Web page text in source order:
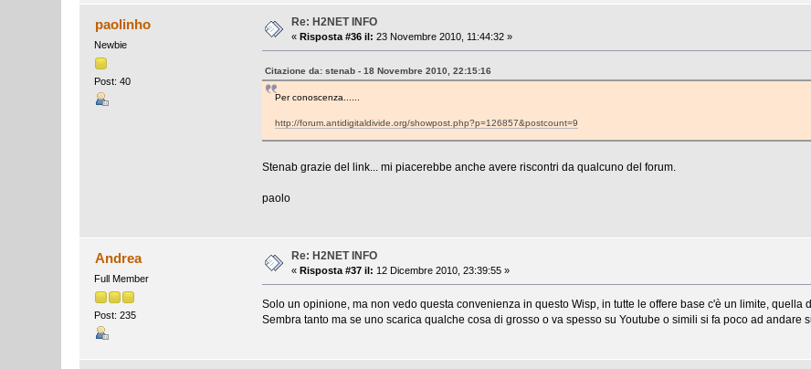
paolinho
Newbie
Post: 40
Re: H2NET INFO
«Risposta #36 il: 23 Novembre 2010, 11:44:32 »
Citazione da: stenab - 18 Novembre 2010, 22:15:16
Per conoscenza......
http://forum.antidigitaldivide.org/showpost.php?p=126857&postcount=9
Stenab grazie del link... mi piacerebbe anche avere riscontri da qualcuno del forum.
paolo
Andrea
Full Member
Post: 235
Re: H2NET INFO
«Risposta #37 il: 12 Dicembre 2010, 23:39:55 »
Solo un opinione, ma non vedo questa convenienza in questo Wisp, in tutte le offere base c'è un limite, quella
Sembra tanto ma se uno scarica qualche cosa di grosso o va spesso su Youtube o simili si fa poco ad andare